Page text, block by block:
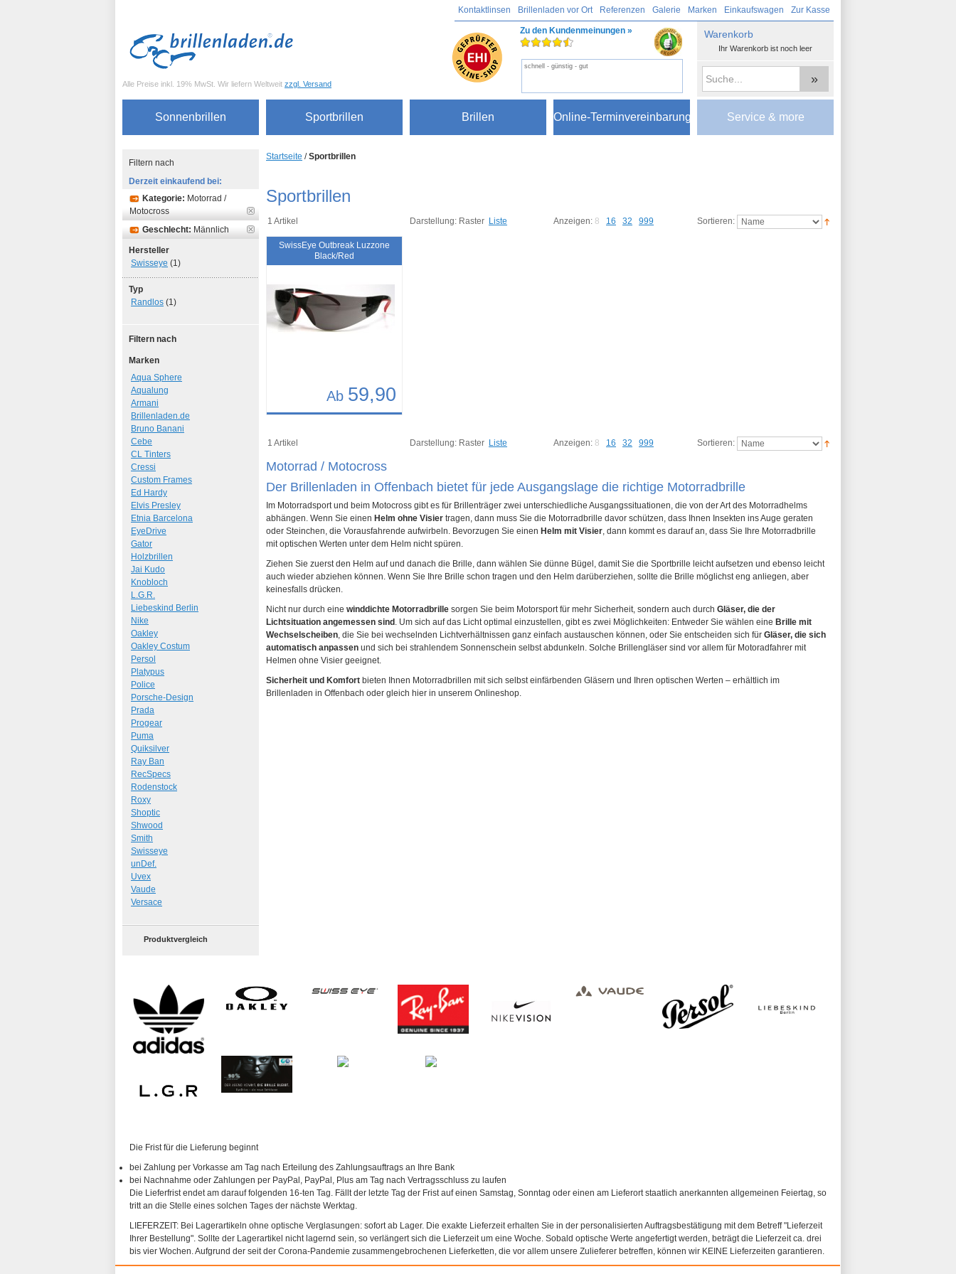
Kontaktlinsen Brillenladen vor Ort Referenzen Galerie Marken Einkaufswagen Zur Kasse
Zu den Kundenmeinungen »
schnell - günstig - gut
Alle Preise inkl. 19% MwSt. Wir liefern Weltweit zzgl. Versand »
Warenkorb
Ihr Warenkorb ist noch leer
Sonnenbrillen Sportbrillen Brillen Online-Terminvereinbarung Service & more
Startseite /Sportbrillen
Sportbrillen
1 Artikel Sortieren:
Anzeigen: 8 16 32 999
Darstellung: Raster Liste
SwissEye Outbreak Luzzone
Black/Red
Ab 59,90
Art.-Nr.: 7017
1 Artikel Sortieren:
Anzeigen: 8 16 32 999
Darstellung: Raster Liste
Motorrad / Motocross
Der Brillenladen in Offenbach bietet für jede Ausgangslage die richtige Motorradbrille
Im Motorradsport und beim Motocross gibt es für Brillenträger zwei unterschiedliche Ausgangssituationen, die von der Art des Motorradhelms
abhängen. Wenn Sie einen Helm ohne Visier tragen, dann muss Sie die Motorradbrille davor schützen, dass Ihnen Insekten ins Auge geraten
oder Steinchen, die Vorausfahrende aufwirbeln. Bevorzugen Sie einen Helm mit Visier, dann kommt es darauf an, dass Sie Ihre Motorradbrille
mit optischen Werten unter dem Helm nicht spüren.
Ziehen Sie zuerst den Helm auf und danach die Brille, dann wählen Sie dünne Bügel, damit Sie die Sportbrille leicht aufsetzen und ebenso leicht
auch wieder abziehen können. Wenn Sie Ihre Brille schon tragen und den Helm darüberziehen, sollte die Brille möglichst eng anliegen, aber
keinesfalls drücken.
Nicht nur durch eine winddichte Motorradbrille sorgen Sie beim Motorsport für mehr Sicherheit, sondern auch durch Gläser, die der
Lichtsituation angemessen sind . Um sich auf das Licht optimal einzustellen, gibt es zwei Möglichkeiten: Entweder Sie wählen eine Brille mit
Wechselscheiben, die Sie bei wechselnden Lichtverhältnissen ganz einfach austauschen können, oder Sie entscheiden sich für Gläser, die sich
automatisch anpassen und sich bei strahlendem Sonnenschein selbst abdunkeln. Solche Brillengläser sind vor allem für Motoradfahrer mit
Helmen ohne Visier geeignet.
Sicherheit und Komfort bieten Ihnen Motorradbrillen mit sich selbst einfärbenden Gläsern und Ihren optischen Werten – erhältlich im
Brillenladen in Offenbach oder gleich hier in unserem Onlineshop.
Filtern nach
Derzeit einkaufend bei:
Kategorie: Motorrad /
Motocross
Geschlecht: Männlich
Hersteller
Swisseye (1)
Typ
Randlos (1)
Filtern nach
Marken
Aqua Sphere
Aqualung
Armani
Brillenladen.de
Bruno Banani
Cebe
CL Tinters
Cressi
Custom Frames
Ed Hardy
Elvis Presley
Etnia Barcelona
EyeDrive
Gator
Holzbrillen
Jai Kudo
Knobloch
L.G.R.
Liebeskind Berlin
Nike
Oakley
Oakley Costum
Persol
Platypus
Police
Porsche-Design
Prada
Progear
Puma
Quiksilver
Ray Ban
RecSpecs
Rodenstock
Roxy
Shoptic
Shwood
Smith
Swisseye
unDef.
Uvex
Vaude
Versace
Produktvergleich
Die Frist für die Lieferung beginnt
bei Zahlung per Vorkasse am Tag nach Erteilung des Zahlungsauftrags an Ihre Bank
bei Nachnahme oder Zahlungen per PayPal, PayPal, Plus am Tag nach Vertragsschluss zu laufen
Die Lieferfrist endet am darauf folgenden 16-ten Tag. Fällt der letzte Tag der Frist auf einen Samstag, Sonntag oder einen am Lieferort staatlich anerkannten allgemeinen Feiertag, so
tritt an die Stelle eines solchen Tages der nächste Werktag.
LIEFERZEIT: Bei Lagerartikeln ohne optische Verglasungen: sofort ab Lager. Die exakte Lieferzeit erhalten Sie in der personalisierten Auftragsbestätigung mit dem Betreff "Lieferzeit
Ihrer Bestellung". Sollte der Lagerartikel nicht lagernd sein, so verlängert sich die Lieferzeit um eine Woche. Sobald optische Werte angefertigt werden, beträgt die Lieferzeit ca. drei
bis vier Wochen. Aufgrund der seit der Corona-Pandemie zusammengebrochenen Lieferketten, die vor allem unsere Zulieferer betreffen, können wir KEINE Lieferzeiten garantieren.